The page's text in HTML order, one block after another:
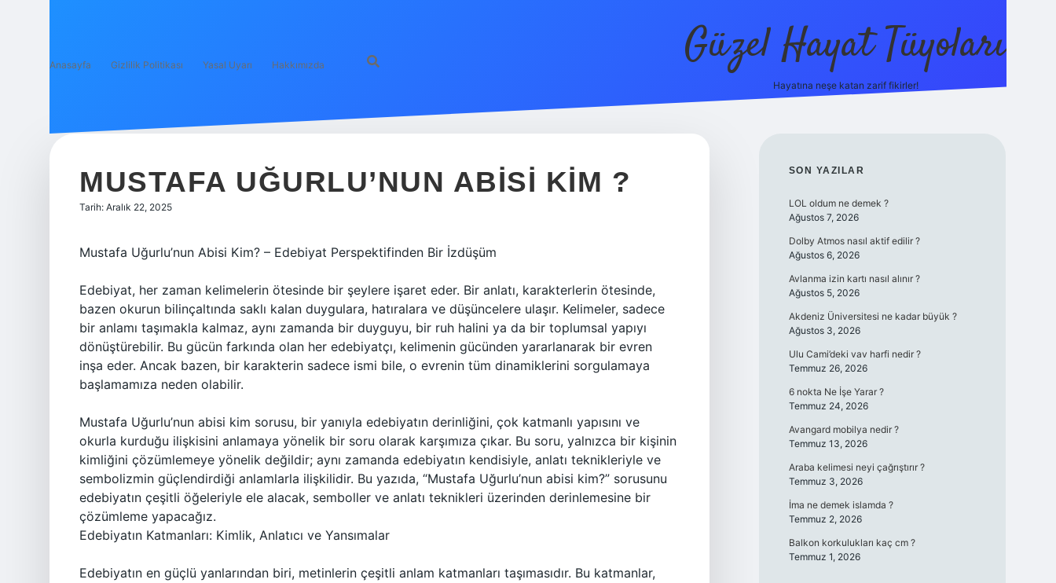
Anasayfa Gizlilik Politikası Yasal Uyarı Hakkımızda Güzel Hayat Tüyoları
Hayatına neşe katan zarif fikirler!
MUSTAFA UĞURLU’NUN ABISI KIM ?
Tarih: Aralık 22, 2025
Mustafa Uğurlu’nun Abisi Kim? – Edebiyat Perspektifinden Bir İzdüşüm
Edebiyat, her zaman kelimelerin ötesinde bir şeylere işaret eder. Bir anlatı, karakterlerin ötesinde,
bazen okurun bilinçaltında saklı kalan duygulara, hatıralara ve düşüncelere ulaşır. Kelimeler, sadece
bir anlamı taşımakla kalmaz, aynı zamanda bir duyguyu, bir ruh halini ya da bir toplumsal yapıyı
dönüştürebilir. Bu gücün farkında olan her edebiyatçı, kelimenin gücünden yararlanarak bir evren
inşa eder. Ancak bazen, bir karakterin sadece ismi bile, o evrenin tüm dinamiklerini sorgulamaya
başlamamıza neden olabilir.
Mustafa Uğurlu’nun abisi kim sorusu, bir yanıyla edebiyatın derinliğini, çok katmanlı yapısını ve
okurla kurduğu ilişkisini anlamaya yönelik bir soru olarak karşımıza çıkar. Bu soru, yalnızca bir kişinin
kimliğini çözümlemeye yönelik değildir; aynı zamanda edebiyatın kendisiyle, anlatı teknikleriyle ve
sembolizmin güçlendirdiği anlamlarla ilişkilidir. Bu yazıda, “Mustafa Uğurlu’nun abisi kim?” sorusunu
edebiyatın çeşitli öğeleriyle ele alacak, semboller ve anlatı teknikleri üzerinden derinlemesine bir
çözümleme yapacağız.
Edebiyatın Katmanları: Kimlik, Anlatıcı ve Yansımalar
Edebiyatın en güçlü yanlarından biri, metinlerin çeşitli anlam katmanları taşımasıdır. Bu katmanlar,
SIDEBAR
SON YAZILAR
LOL oldum ne demek ?
Ağustos 7, 2026
Dolby Atmos nasıl aktif edilir ?
Ağustos 6, 2026
Avlanma izin kartı nasıl alınır ?
Ağustos 5, 2026
Akdeniz Üniversitesi ne kadar büyük ?
Ağustos 3, 2026
Ulu Cami’deki vav harfi nedir ?
Temmuz 26, 2026
6 nokta Ne İşe Yarar ?
Temmuz 24, 2026
Avangard mobilya nedir ?
Temmuz 13, 2026
Araba kelimesi neyi çağrıştırır ?
Temmuz 3, 2026
İma ne demek islamda ?
Temmuz 2, 2026
Balkon korkulukları kaç cm ?
Temmuz 1, 2026